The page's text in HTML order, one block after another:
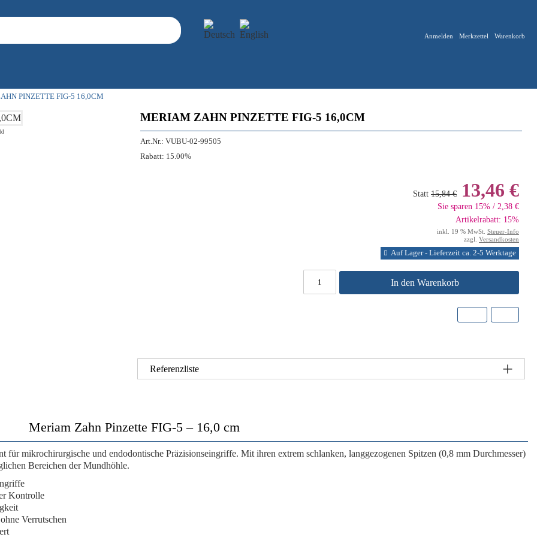
Anmelden Merkzettel Warenkorb
PINZETTE FIG-5 16,0CM
MERIAM ZAHN PINZETTE FIG-5 16,0CM
Art.Nr.: VUBU-02-99505
Rabatt: 15.00%
Statt 15,84 € 13,46 €
Sie sparen 15% / 2,38 €
Artikelrabatt: 15%
inkl. 19 % MwSt. Steuer-Info
zzgl. Versandkosten
Auf Lager - Lieferzeit ca. 2-5 Werktage
In den Warenkorb
Referenzliste
Meriam Zahn Pinzette FIG-5 – 16,0 cm
für mikrochirurgische und endodontische Präzisionseingriffe. Mit ihren extrem schlanken, langgezogenen Spitzen (0,8 mm Durchmesser)
Bereichen der Mundhöhle.
Kontrolle
Verrutschen